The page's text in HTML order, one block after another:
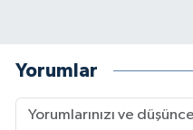
Yorumlar